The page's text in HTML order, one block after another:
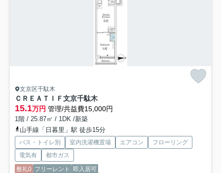
文京区千駄木
ＣＲＥＡＴＩＦ文京千駄木
15.1万円 管理/共益費15,000円
1階 / 25.87㎡ / 1DK /新築
山手線「日暮里」駅 徒歩15分
バス・トイレ別 室内洗濯機置場 エアコン
フローリング
電気有
都市ガス
敷礼0 フリーレント 即入居可